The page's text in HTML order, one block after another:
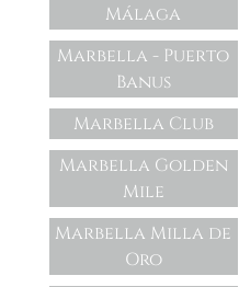
Málaga
Marbella - Puerto
Banus
Marbella Club
Marbella Golden
Mile
Marbella Milla de
Oro